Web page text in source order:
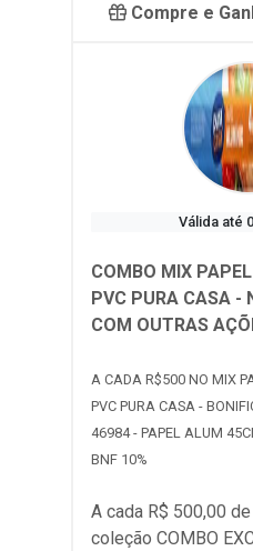
Compre e
Válida até
COMBO MIX
PVC PURA CASA -
COM OUTRAS
A CADA R$500 NO MIX
PVC PURA CASA -
46984 - PAPEL ALUM
BNF 10%
A cada R$ 500,00
coleção COMBO